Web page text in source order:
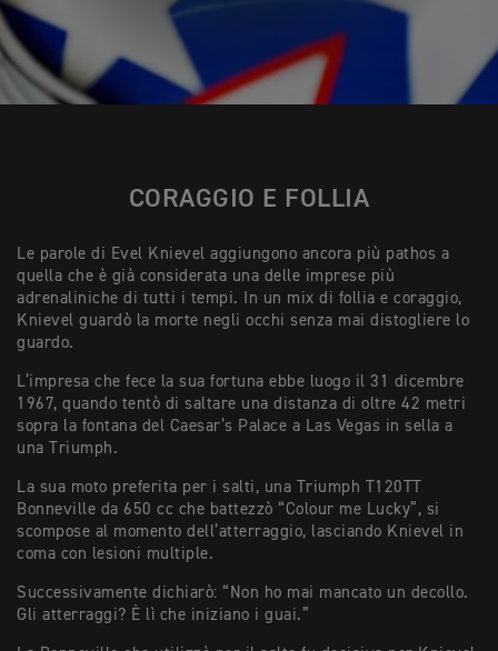
CORAGGIO E FOLLIA
Le parole di Evel Knievel aggiungono ancora più pathos a
quella che è già considerata una delle imprese più
adrenaliniche di tutti i tempi. In un mix di follia e coraggio,
Knievel guardò la morte negli occhi senza mai distogliere lo
guardo.
L’impresa che fece la sua fortuna ebbe luogo il 31 dicembre
1967, quando tentò di saltare una distanza di oltre 42 metri
sopra la fontana del Caesar’s Palace a Las Vegas in sella a
una Triumph.
La sua moto preferita per i salti, una Triumph T120TT
Bonneville da 650 cc che battezzò “Colour me Lucky”, si
scompose al momento dell’atterraggio, lasciando Knievel in
coma con lesioni multiple.
Successivamente dichiarò: “Non ho mai mancato un decollo.
Gli atterraggi? È lì che iniziano i guai.”